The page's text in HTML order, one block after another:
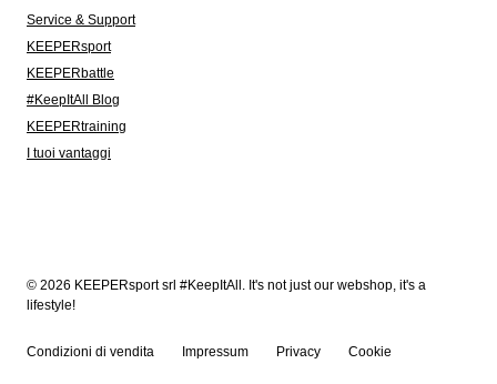
Service & Support
KEEPERsport
KEEPERbattle
#KeepItAll Blog
KEEPERtraining
I tuoi vantaggi
© 2026 KEEPERsport srl #KeepItAll. It's not just our webshop, it's a
lifestyle!
Condizioni di vendita Impressum Privacy Cookie